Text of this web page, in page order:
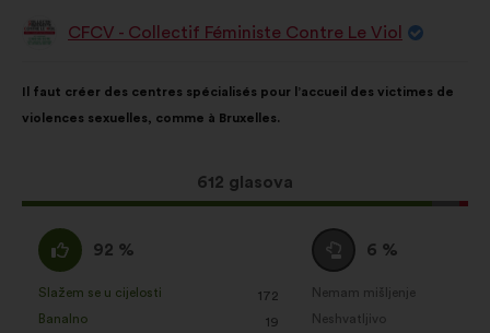
PrijedlogCFCV - Collectif Féministe Contre Le Viol
prijedloga:
Il faut créer des centres spécialisés pour l’accueil des victimes de
violences sexuelles, comme à Bruxelles.
Ovaj
prijedlog
612 glasova
raspodjelu:
Slažem
:
92 %
Slažem se u cijelosti
: 172
put
Banalno
: 19
put
Niti
se
slažem
niti
6 %
Nemam mišljenje
:put
Neshvatljivo
:put